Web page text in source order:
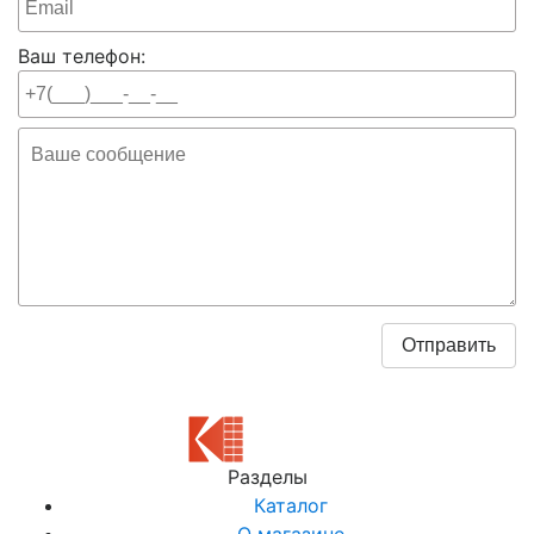
Ваш телефон:
Разделы
Каталог